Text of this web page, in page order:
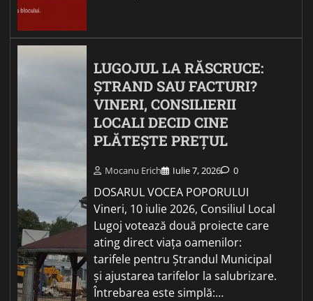
LUGOJUL LA RĂSCRUCE:
ȘTRAND SAU FACTURI?
VINERI, CONSILIERII
LOCALI DECID CINE
PLĂTEȘTE PREȚUL
Mocanu Erich Iulie 7, 2026 0
DOSARUL VOCEA POPORULUI
Vineri, 10 iulie 2026, Consiliul Local
Lugoj votează două proiecte care
ating direct viața oamenilor:
tarifele pentru Ștrandul Municipal
și ajustarea tarifelor la salubrizare.
Întrebarea este simplă:…